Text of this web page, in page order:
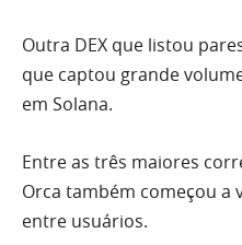
Outra DEX que listou
que captou grande
em Solana.
Entre as três maiores
Orca também começou a
entre usuários.